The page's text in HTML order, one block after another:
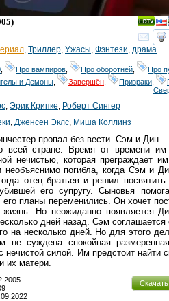
Триллер Ужасы Фэнтези драма
Про вампиров Про оборотней
Про
и Демоны Завершён Призраки
Эрик Крипке Роберт Сингер
Дженсен Эклс Миша Коллинз
пропал без вести. Сэм и Дин –
всей стране. Время от времени им
нечистью, которая преграждает
необъяснимо погибла, когда Сэм и
отец братьев и решил
его супругу. Сыновья
планы переменились. Он хочет
Но неожиданно появляется
дней назад. Сэм соглашается
на несколько дней. Но для этого
не суждена спокойная
нечистой силой. Им предстоит найти
их матери.